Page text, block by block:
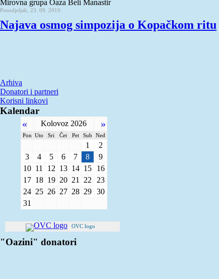
Mirovna grupa Oaza Beli Manastir
Ponedjeljak, 23. 09. 2019.
Najava osmog simpozija o Kopačkom ritu
Arhiva
Donatori i partneri
Korisni linkovi
Kalendar
« Kolovoz 2026 »
Pon Uto Sri Čet Pet Sub Ned
1
2
3
4 5 6 7 8
9
10 11 12 13 14 15
16
17 18 19 20 21 22
23
24 25 26 27 28 29 30
31
OVC logo
"Oazini" donatori